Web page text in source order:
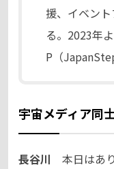
援、イベン
る。2023年
P（
宇宙メディア同
長谷川 本日はあ